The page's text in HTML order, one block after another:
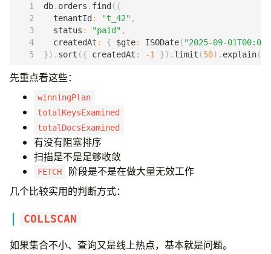
db. orders . find ({
tenantId : "t_42" ,
status : "paid" ,
createdAt : { $gte: ISODate( "2025-09-
}). sort ({ createdAt : -1 }). limit (50). explain(
先重点看这些：
winningPlan
totalKeysExamined
totalDocsExamined
有没有阻塞排序
扫描是不是足够收敛
FETCH
阶段是不是在做大量无效工作
几个比较实用的判断方式：
COLLSCAN
如果集合不小、查询又是线上热点，基本就是问题。